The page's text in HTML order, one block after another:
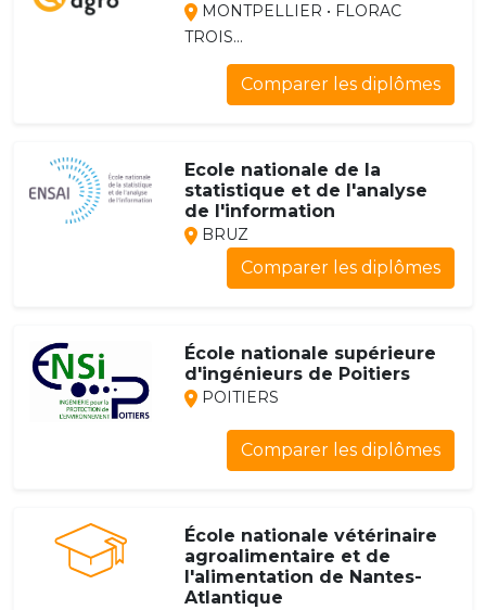
MONTPELLIER • FLORAC
TROIS...
Comparer les diplômes
Ecole nationale de la
statistique et de l'analyse
de l'information
BRUZ
Comparer les diplômes
École nationale supérieure
d'ingénieurs de Poitiers
POITIERS
Comparer les diplômes
École nationale vétérinaire
agroalimentaire et de
l'alimentation de Nantes-
Atlantique